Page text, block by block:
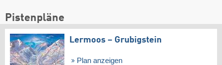
Pistenpläne
Lermoos – Grubigstein
Plan anzeigen